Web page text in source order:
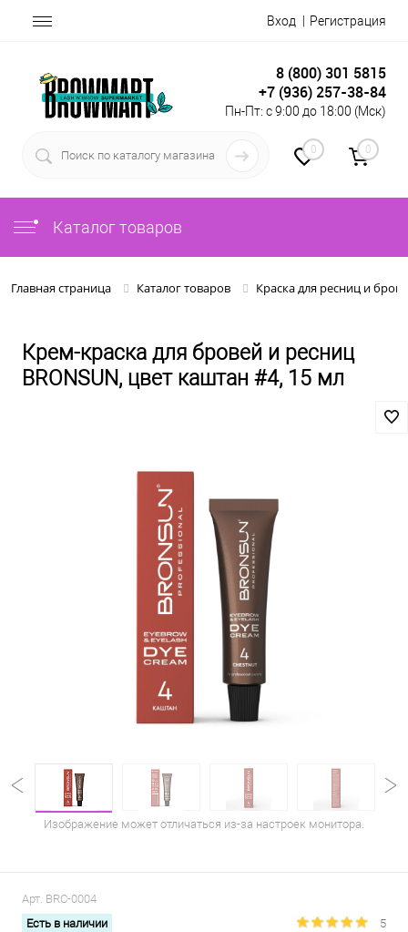
Вход Регистрация
8 (800) 301 5815
+7 (936) 257-38-84
Пн-Пт: с 9:00 до 18:00 (Мск)
0 0
Каталог товаров
Главная страница Каталог товаров Краска для ресниц и
Крем-краска для бровей и ресниц
BRONSUN, цвет каштан #4, 15 мл
Изображение может отличаться из-за настроек монитора.
Арт. BRC-0004
Есть в наличии
5